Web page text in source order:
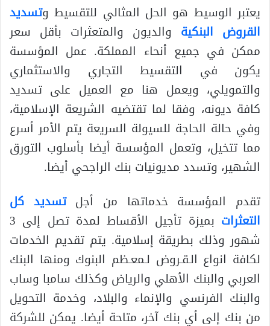
يعتبر الوسيط هو الحل المثالي للتقسيط وتسديد
القروض البنكية والديون والمتعثرات بأقل سعر
ممكن في جميع أنحاء المملكة. عمل المؤسسة
يكون في التقسيط التجاري والاستثماري
والتمويلي، ويعمل هنا مع العميل على تسديد
كافة ديونه، وفقا لما تقتضيه الشريعة الإسلامية،
وفي حالة الحاجة للسيولة السريعة يتم الأمر أسرع
مما تتخيل، وتعمل المؤسسة أيضا بأسلوب التورق
الشهير، وتسدد مديونيات بنك الراجحي أيضا.
تقدم المؤسسة خدماتها من أجل تسديد كل
التعثرات
بميزة تأجيل الأقساط لمدة تصل إلى 3
شهور وذلك بطريقة إسلامية. يتم تقديم الخدمات
لكافة انواع الـقـروض لـمعـظم البنوك ومنها البنك
العربي والبنك الأهلي والرياض وكذلك سامبا وساب
والبنك الفرنسي والإنماء والبلاد، وخدمة التحويل
من بنك إلى أي بنك آخر، متاحة أيضا. يمكن للشركة